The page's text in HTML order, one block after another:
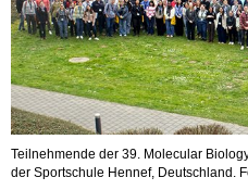
Teilnehmende der 39. Molecular
der Sportschule Hennef, Deutschland.